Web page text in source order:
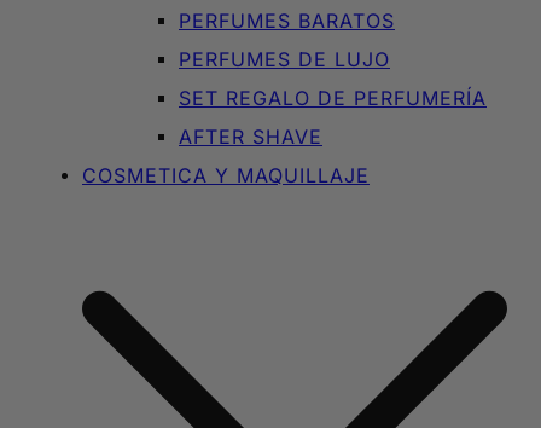
PERFUMES BARATOS
PERFUMES DE LUJO
SET REGALO DE PERFUMERÍA
AFTER SHAVE
COSMETICA Y MAQUILLAJE